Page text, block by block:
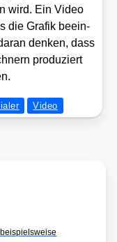
wird. Ein Video
die Gra­fik beein­
den­ken, dass
pro­du­ziert
Video